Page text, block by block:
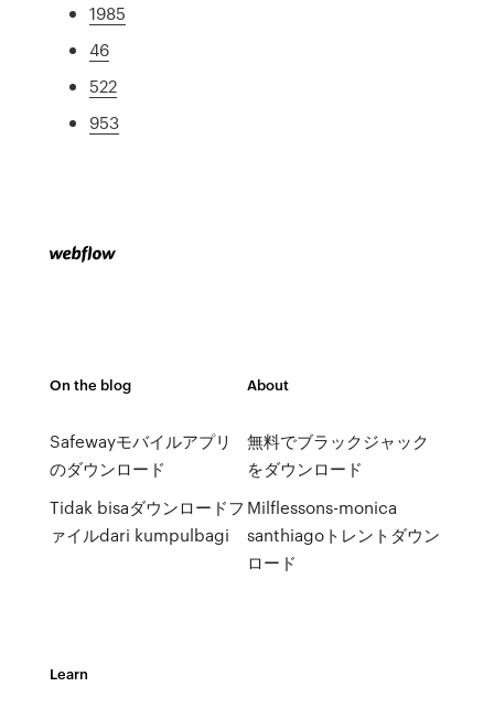
1985
46
522
953
On the blog
Safewayモバイルアプリ
のダウンロード
Tidak bisaダウンロードフ
ァイルdari kumpulbagi
About
無料でブラックジャック
をダウンロード
Milflessons-monica
santhiagoトレントダウン
ロード
Learn